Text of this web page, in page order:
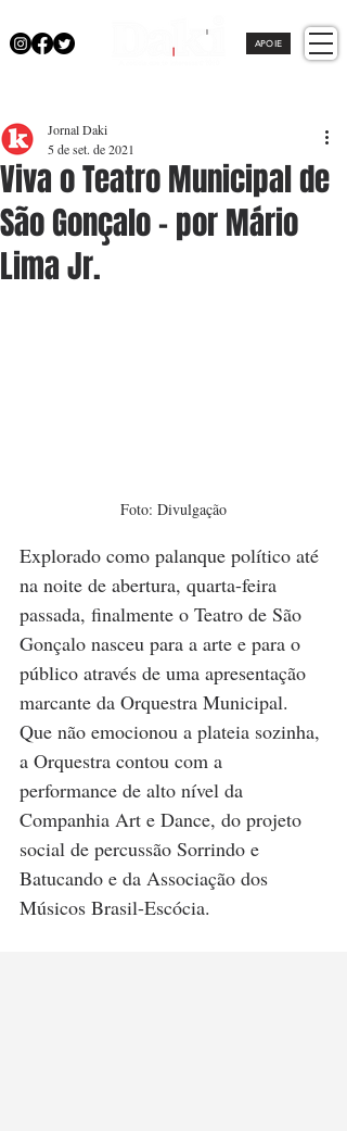
APOIE
Viva o Teatro Municipal de
São Gonçalo - por Mário
Lima Jr.
Jornal Daki
5 de set. de 2021
Foto: Divulgação
Explorado como palanque político até
na noite de abertura, quarta-feira
passada, finalmente o Teatro de São
Gonçalo nasceu para a arte e para o
público através de uma apresentação
marcante da Orquestra Municipal.
Que não emocionou a plateia sozinha,
a Orquestra contou com a
performance de alto nível da
Companhia Art e Dance, do projeto
social de percussão Sorrindo e
Batucando e da Associação dos
Músicos Brasil-Escócia.